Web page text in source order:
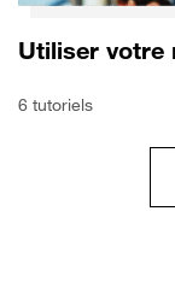
Utiliser votre
6 tutoriels